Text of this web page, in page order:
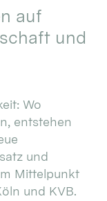
auf
und
Wo
entstehen
und
Mittelpunkt
und KVB.